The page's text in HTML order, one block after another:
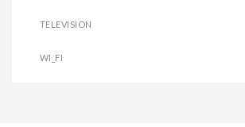
TELEVISION
WI_FI